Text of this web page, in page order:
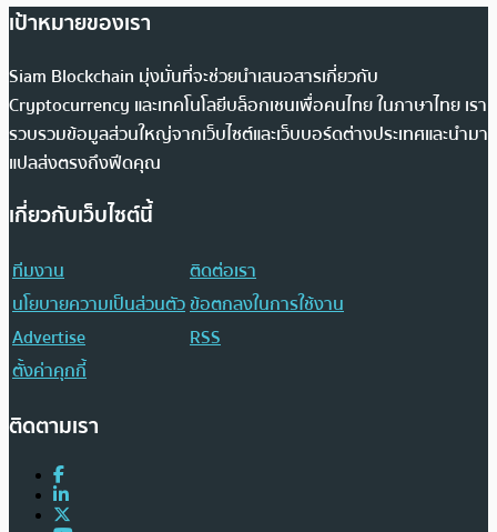
เป้าหมายของเรา
Siam Blockchain มุ่งมั่นที่จะช่วยนำเสนอสารเกี่ยวกับ
Cryptocurrency และเทคโนโลยีบล็อกเชนเพื่อคนไทย ในภาษาไทย เรา
รวบรวมข้อมูลส่วนใหญ่จากเว็บไซต์และเว็บบอร์ดต่างประเทศและนำมา
แปลส่งตรงถึงฟีดคุณ
เกี่ยวกับเว็บไซต์นี้
ทีมงาน
ติดต่อเรา
นโยบายความเป็นส่วนตัวข้อตกลงในการใช้งาน
Advertise
RSS
ตั้งค่าคุกกี้
ติดตามเรา